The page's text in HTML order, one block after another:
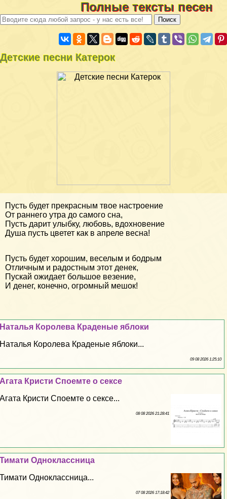
Полные тексты песен
Детские песни Катерок
Пусть будет прекрасным твое настроение
От раннего утра до самого сна,
Пусть дарит улыбку, любовь, вдохновение
Душа пусть цветет как в апреле весна!
Пусть будет хорошим, веселым и бодрым
Отличным и радостным этот денек,
Пускай ожидает большое везение,
И денег, конечно, огромный мешок!
Наталья Королева Краденые яблоки
Наталья Королева Краденые яблоки...
09 08 2026 1:25:10
Агата Кристи Споемте о ceкcе
Агата Кристи Споемте о ceкcе...
08 08 2026 21:28:41
Тимати Одноклассница
Тимати Одноклассница...
07 08 2026 17:18:42